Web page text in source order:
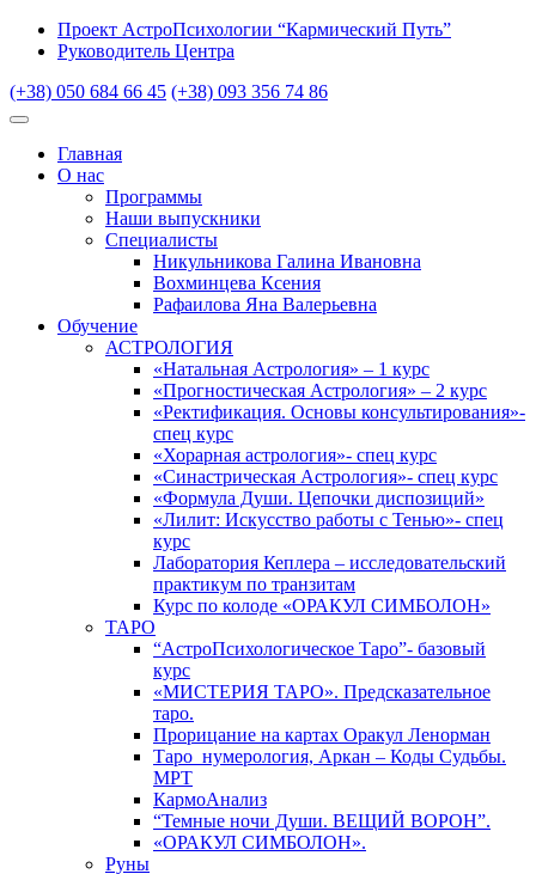
Проект АстроПсихологии “Кармический Путь”
Руководитель Центра
(+38) 050 684 66 45 (+38) 093 356 74 86
Главная
О нас
Программы
Наши выпускники
Специалисты
Никульникова Галина Ивановна
Вохминцева Ксения
Рафаилова Яна Валерьевна
Обучение
АСТРОЛОГИЯ
«Натальная Астрология» – 1 курс
«Прогностическая Астрология» – 2 курс
«Ректификация. Основы консультирования»-
спец курс
«Хорарная астрология»- спец курс
«Синастрическая Астрология»- спец курс
«Формула Души. Цепочки диспозиций»
«Лилит: Искусство работы с Тенью»- спец
курс
Лаборатория Кеплера – исследовательский
практикум по транзитам
Курс по колоде «ОРАКУЛ СИМБОЛОН»
ТАРО
“АстроПсихологическое Таро”- базовый
курс
«МИСТЕРИЯ ТАРО». Предсказательное
таро.
Прорицание на картах Оракул Ленорман
Таро_нумерология, Аркан – Коды Судьбы.
МРТ
КармоАнализ
“Темные ночи Души. ВЕЩИЙ ВОРОН”.
«ОРАКУЛ СИМБОЛОН».
Руны